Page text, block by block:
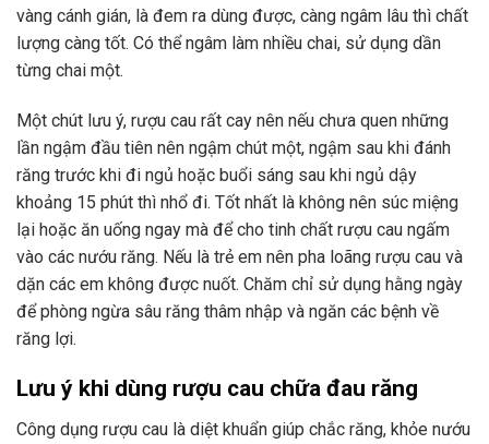
vàng cánh gián, là đem ra dùng được, càng ngâm lâu thì chất
lượng càng tốt. Có thể ngâm làm nhiều chai, sử dụng dần
từng chai một.
Một chút lưu ý, rượu cau rất cay nên nếu chưa quen những
lần ngậm đầu tiên nên ngậm chút một, ngậm sau khi đánh
răng trước khi đi ngủ hoặc buổi sáng sau khi ngủ dậy
khoảng 15 phút thì nhổ đi. Tốt nhất là không nên súc miệng
lại hoặc ăn uống ngay mà để cho tinh chất rượu cau ngấm
vào các nướu răng. Nếu là trẻ em nên pha loãng rượu cau và
dặn các em không được nuốt. Chăm chỉ sử dụng hằng ngày
để phòng ngừa sâu răng thâm nhập và ngăn các bệnh về
răng lợi.
Lưu ý khi dùng rượu cau chữa đau răng
Công dụng rượu cau là diệt khuẩn giúp chắc răng, khỏe nướu